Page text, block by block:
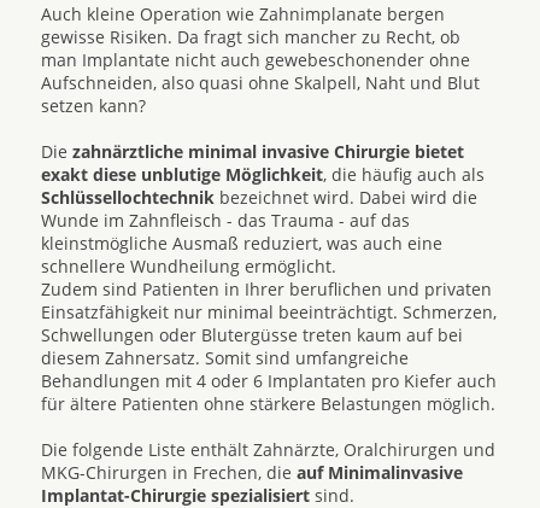
Auch kleine Operation wie Zahnimplanate bergen
gewisse Risiken. Da fragt sich mancher zu Recht, ob
man Implantate nicht auch gewebeschonender ohne
Aufschneiden, also quasi ohne Skalpell, Naht und Blut
setzen kann?
Die zahnärztliche minimal invasive Chirurgie bietet
exakt diese unblutige Möglichkeit, die häufig auch als
Schlüssellochtechnik bezeichnet wird. Dabei wird die
Wunde im Zahnfleisch - das Trauma - auf das
kleinstmögliche Ausmaß reduziert, was auch eine
schnellere Wundheilung ermöglicht.
Zudem sind Patienten in Ihrer beruflichen und privaten
Einsatzfähigkeit nur minimal beeinträchtigt. Schmerzen,
Schwellungen oder Blutergüsse treten kaum auf bei
diesem Zahnersatz. Somit sind umfangreiche
Behandlungen mit 4 oder 6 Implantaten pro Kiefer auch
für ältere Patienten ohne stärkere Belastungen möglich.
Die folgende Liste enthält Zahnärzte, Oralchirurgen und
MKG-Chirurgen in Frechen, die auf Minimalinvasive
Implantat-Chirurgie spezialisiert sind.